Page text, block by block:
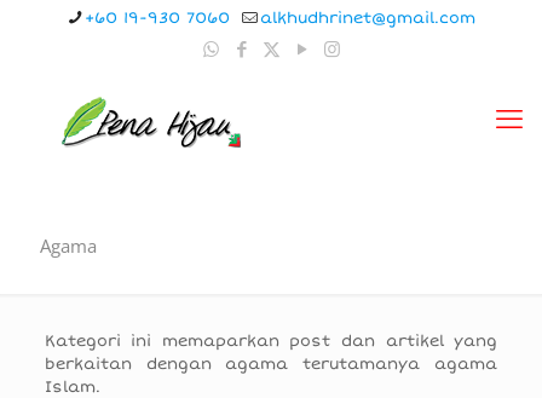
+60 19-930 7060 alkhudhrinet@gmail.com
Agama
Kategori ini memaparkan post dan artikel yang
berkaitan dengan agama terutamanya agama
Islam.